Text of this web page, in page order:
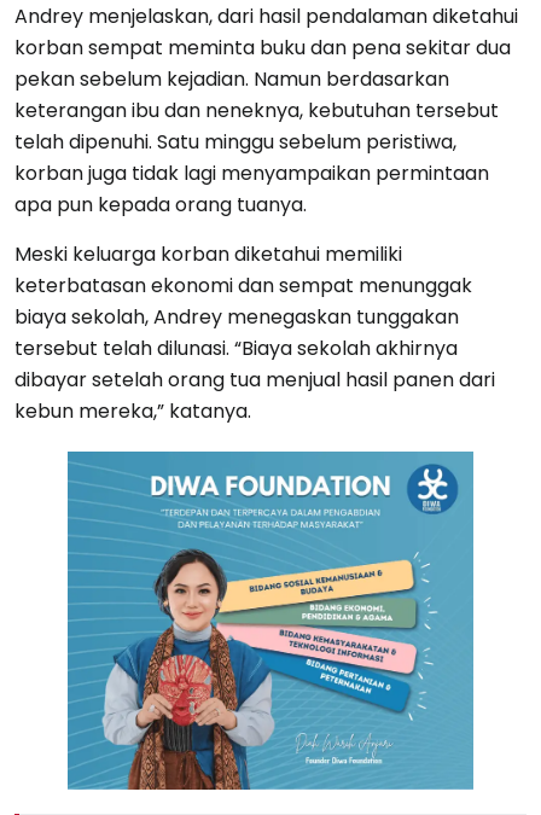
Andrey menjelaskan, dari hasil pendalaman diketahui
korban sempat meminta buku dan pena sekitar dua
pekan sebelum kejadian. Namun berdasarkan
keterangan ibu dan neneknya, kebutuhan tersebut
telah dipenuhi. Satu minggu sebelum peristiwa,
korban juga tidak lagi menyampaikan permintaan
apa pun kepada orang tuanya.
Meski keluarga korban diketahui memiliki
keterbatasan ekonomi dan sempat menunggak
biaya sekolah, Andrey menegaskan tunggakan
tersebut telah dilunasi. “Biaya sekolah akhirnya
dibayar setelah orang tua menjual hasil panen dari
kebun mereka,” katanya.